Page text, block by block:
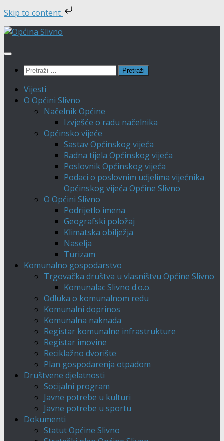
Skip to content
Skip
content
Pretraži:
Vijesti
O Općini Slivno
Načelnik Općine
Izvješće o radu načelnika
Općinsko vijeće
Sastav Općinskog vijeća
Radna tijela Općinskog vijeća
Poslovnik Općinskog vijeća
Podaci o poslovnim udjelima vijećnika
Općinskog vijeća Općine Slivno
O Općini Slivno
Podrijetlo imena
Geografski položaj
Klimatska obilježja
Naselja
Turizam
Komunalno gospodarstvo
Trgovačka društva u vlasništvu Općine Slivno
Komunalac Slivno d.o.o.
Odluka o komunalnom redu
Komunalni doprinos
Komunalna naknada
Registar komunalne infrastrukture
Registar imovine
Reciklažno dvorište
Plan gospodarenja otpadom
Društvene djelatnosti
Socijalni program
Javne potrebe u kulturi
Javne potrebe u sportu
Dokumenti
Statut Općine Slivno